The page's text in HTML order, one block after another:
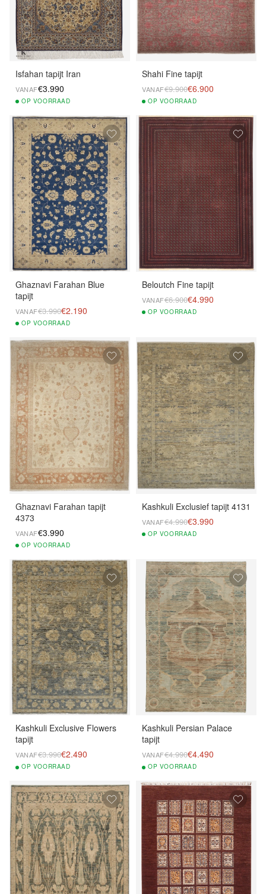
Isfahan tapijt Iran
VANAF€3.990
OP VOORRAAD
Shahi Fine tapijt
VANAF€9.900€6.900
OP VOORRAAD
Ghaznavi Farahan Blue
tapijt
VANAF€3.990€2.190
OP VOORRAAD
Beloutch Fine tapijt
VANAF€6.900€4.990
OP VOORRAAD
Ghaznavi Farahan tapijt
4373
VANAF€3.990
OP VOORRAAD
Kashkuli Exclusief tapijt 4131
VANAF€4.990€3.990
OP VOORRAAD
Kashkuli Exclusive Flowers
tapijt
VANAF€3.990€2.490
OP VOORRAAD
Kashkuli Persian Palace
tapijt
VANAF€4.990€4.490
OP VOORRAAD